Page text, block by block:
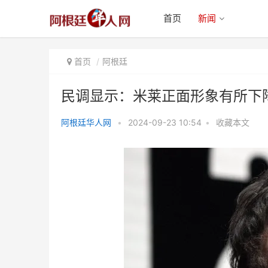
首页 新闻
首页 阿根廷
民调显示：米莱正面形象有所下
阿根廷华人网 • 2024-09-23 10:54 • 收藏本文